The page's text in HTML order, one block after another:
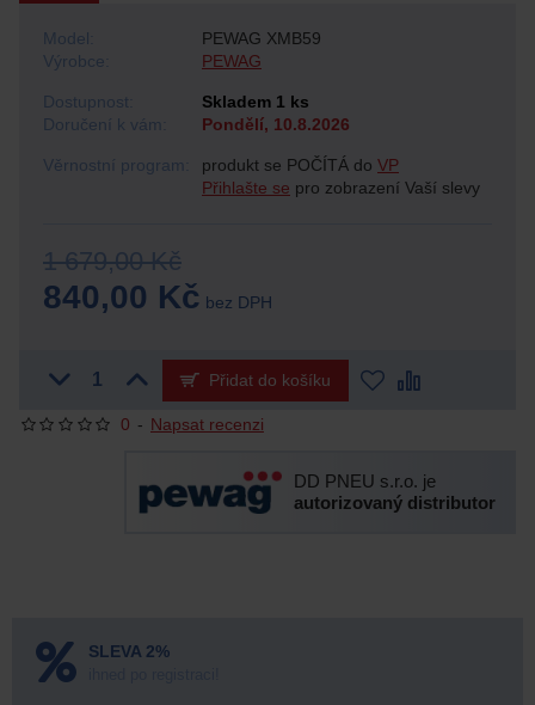
0 - Napsat recenzi
1 679,00 Kč
840,00 Kč bez DPH
Věrnostní program: produkt se POČÍTÁ do VP
Přihlašte se pro zobrazení Vaší slevy
Dostupnost:
Skladem 1 ks
Doručení k vám:
Pondělí, 10.8.2026
Výrobce: PEWAG
Model: PEWAG XMB59
Přidat do košíku
DD PNEU s.r.o. je
autorizovaný distributor
SLEVA 2%